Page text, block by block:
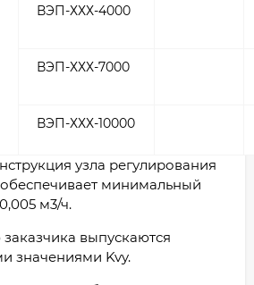
ВЭП-ХХХ-4000
ВЭП-ХХХ-7000
ВЭП-ХХХ-10000
узла регулирования
минимальный
м3/ч.
выпускаются
значениями Kvy.